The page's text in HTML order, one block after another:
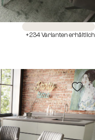
Sofort versandfertig
+234 Varianten erhältlich